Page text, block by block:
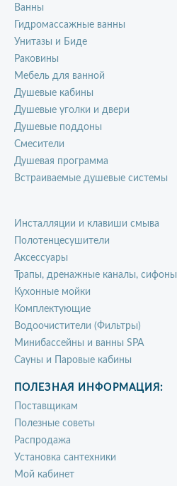
Ванны
Гидромассажные ванны
Унитазы и Биде
Раковины
Мебель для ванной
Душевые кабины
Душевые уголки и двери
Душевые поддоны
Смесители
Душевая программа
Встраиваемые душевые системы
Инсталляции и клавиши смыва
Полотенцесушители
Аксессуары
Трапы, дренажные каналы, сифоны
Кухонные мойки
Комплектующие
Водоочистители (Фильтры)
Минибассейны и ванны SPA
Сауны и Паровые кабины
ПОЛЕЗНАЯ ИНФОРМАЦИЯ:
Поставщикам
Полезные советы
Распродажа
Установка сантехники
Мой кабинет